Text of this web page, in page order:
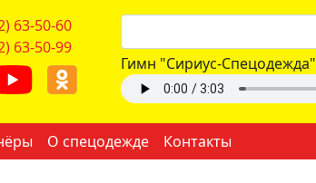
63-50-60
63-50-99
Гимн "Сириус-Спецодежда"
О спецодежде Контакты